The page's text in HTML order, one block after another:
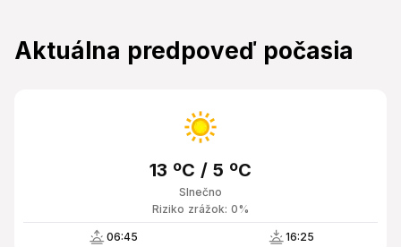
Aktuálna predpoveď počasia
Slnečno
13 ºC / 5 ºC
Riziko zrážok: 0%
06:45 16:25